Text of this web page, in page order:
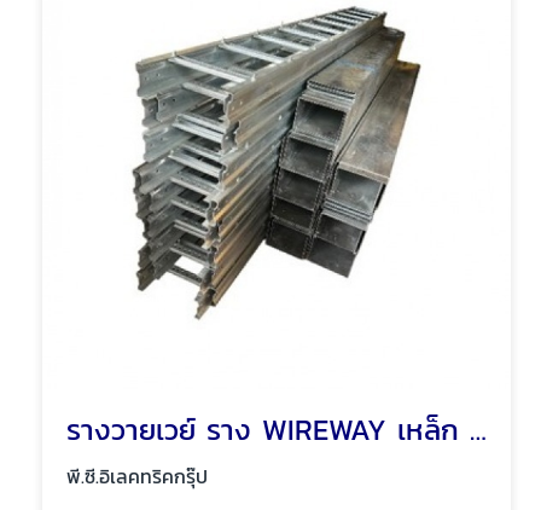
รางวายเวย์ ราง WIREWAY เหล็ก รางเหล็ก พัทยา ชลบุรี
พี.ซี.อิเลคทริคกรุ๊ป